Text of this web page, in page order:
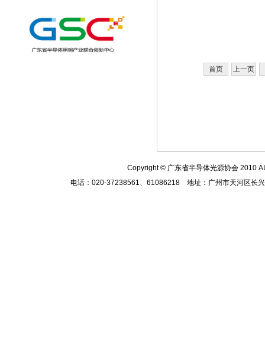
首页 上一页
Copyright© 广东省半导体光源协会 2010
电话：020-37238561、61086218 地址：广州市天河区长